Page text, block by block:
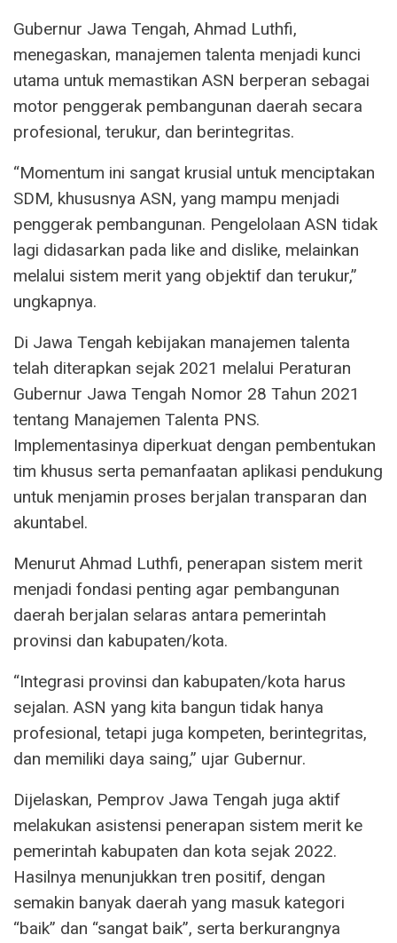
Gubernur Jawa Tengah, Ahmad Luthfi,
menegaskan, manajemen talenta menjadi kunci
utama untuk memastikan ASN berperan sebagai
motor penggerak pembangunan daerah secara
profesional, terukur, dan berintegritas.
“Momentum ini sangat krusial untuk menciptakan
SDM, khususnya ASN, yang mampu menjadi
penggerak pembangunan. Pengelolaan ASN tidak
lagi didasarkan pada like and dislike, melainkan
melalui sistem merit yang objektif dan terukur,”
ungkapnya.
Di Jawa Tengah kebijakan manajemen talenta
telah diterapkan sejak 2021 melalui Peraturan
Gubernur Jawa Tengah Nomor 28 Tahun 2021
tentang Manajemen Talenta PNS.
Implementasinya diperkuat dengan pembentukan
tim khusus serta pemanfaatan aplikasi pendukung
untuk menjamin proses berjalan transparan dan
akuntabel.
Menurut Ahmad Luthfi, penerapan sistem merit
menjadi fondasi penting agar pembangunan
daerah berjalan selaras antara pemerintah
provinsi dan kabupaten/kota.
“Integrasi provinsi dan kabupaten/kota harus
sejalan. ASN yang kita bangun tidak hanya
profesional, tetapi juga kompeten, berintegritas,
dan memiliki daya saing,” ujar Gubernur.
Dijelaskan, Pemprov Jawa Tengah juga aktif
melakukan asistensi penerapan sistem merit ke
pemerintah kabupaten dan kota sejak 2022.
Hasilnya menunjukkan tren positif, dengan
semakin banyak daerah yang masuk kategori
“baik” dan “sangat baik”, serta berkurangnya